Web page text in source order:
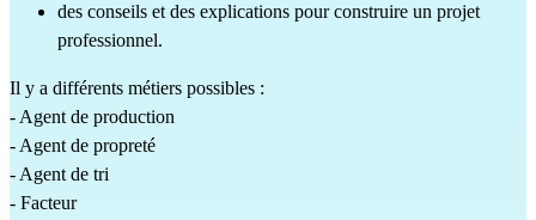
des conseils et des explications pour construire un projet
professionnel.
Il y a différents métiers possibles :
- Agent de production
- Agent de propreté
- Agent de tri
- Facteur